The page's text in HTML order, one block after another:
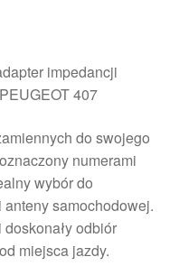
impedancji
407
do swojego
numerami
wybór do
samochodowej.
odbiór
miejsca jazdy.